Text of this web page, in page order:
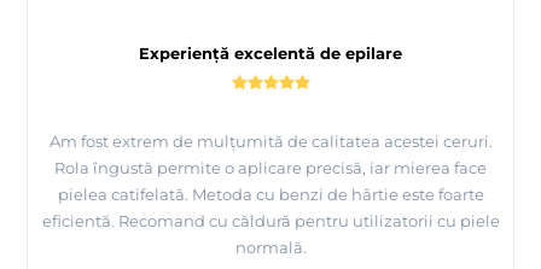
Experiență excelentă de epilare
Am fost extrem de mulțumită de calitatea acestei ceruri.
Rola îngustă permite o aplicare precisă, iar mierea face
pielea catifelată. Metoda cu benzi de hârtie este foarte
eficientă. Recomand cu căldură pentru utilizatorii cu piele
normală.